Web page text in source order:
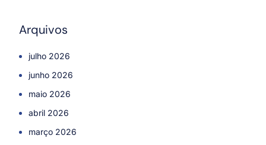
Arquivos
julho 2026
junho 2026
maio 2026
abril 2026
março 2026